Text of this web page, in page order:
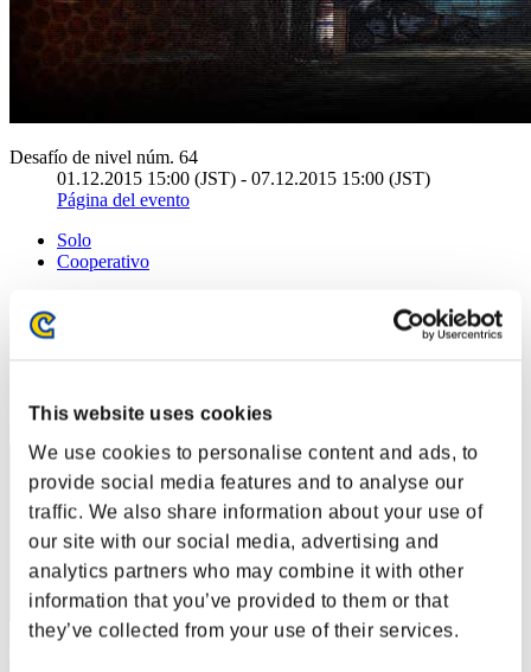
This website uses cookies
We use cookies to personalise content and ads, to
provide social media features and to analyse our
traffic. We also share information about your use of
our site with our social media, advertising and
analytics partners who may combine it with other
information that you’ve provided to them or that
they’ve collected from your use of their services.
Desafío de nivel núm. 64
01.12.2015 15:00 (JST) - 07.12.2015 15:00 (JST)
Página del evento
Solo
Cooperativo
Rankings
61